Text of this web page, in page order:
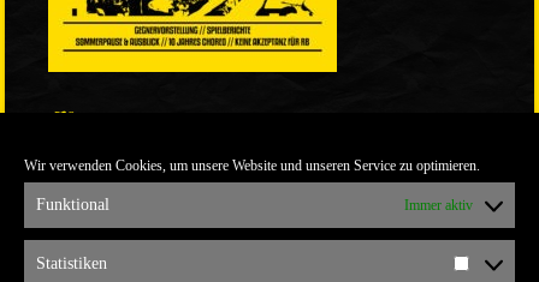
Wir verwenden Cookies, um unsere Website und unseren Service zu optimieren.
Funktional Immer aktiv
Statistiken
ULTRABLOG DER YELLOW CONNECTION
ALEMANNIA VERKAUFT MAN NICHT
ARCHIV